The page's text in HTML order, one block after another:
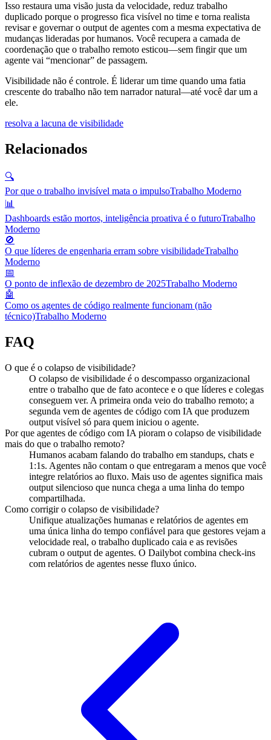
Isso restaura uma visão justa da velocidade, reduz trabalho
duplicado porque o progresso fica visível no time e torna realista
revisar e governar o output de agentes com a mesma expectativa de
mudanças lideradas por humanos. Você recupera a camada de
coordenação que o trabalho remoto esticou—sem fingir que um
agente vai “mencionar” de passagem.
Visibilidade não é controle. É liderar um time quando uma fatia
crescente do trabalho não tem narrador natural—até você dar um a
ele.
resolva a lacuna de visibilidade
Relacionados
🔍
Por que o trabalho invisível mata o impulsoTrabalho Moderno
📊
Dashboards estão mortos, inteligência proativa é o futuroTrabalho
Moderno
🚫
O que líderes de engenharia erram sobre visibilidadeTrabalho
Moderno
📅
O ponto de inflexão de dezembro de 2025Trabalho Moderno
🤖
Como os agentes de código realmente funcionam (não
técnico)Trabalho Moderno
FAQ
O que é o colapso de visibilidade?
O colapso de visibilidade é o descompasso organizacional
entre o trabalho que de fato acontece e o que líderes e colegas
conseguem ver. A primeira onda veio do trabalho remoto; a
segunda vem de agentes de código com IA que produzem
output visível só para quem iniciou o agente.
Por que agentes de código com IA pioram o colapso de visibilidade
mais do que o trabalho remoto?
Humanos acabam falando do trabalho em standups, chats e
1:1s. Agentes não contam o que entregaram a menos que você
integre relatórios ao fluxo. Mais uso de agentes significa mais
output silencioso que nunca chega a uma linha do tempo
compartilhada.
Como corrigir o colapso de visibilidade?
Unifique atualizações humanas e relatórios de agentes em
uma única linha do tempo confiável para que gestores vejam a
velocidade real, o trabalho duplicado caia e as revisões
cubram o output de agentes. O Dailybot combina check-ins
com relatórios de agentes nesse fluxo único.